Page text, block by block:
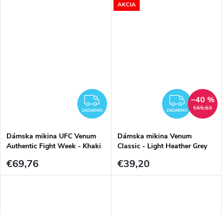
ZADARMO
ZADARMO
Dámska mikina UFC Venum
Authentic Fight Week - Khaki
€69,76
AKCIA
ZADARMO €65,63
–40 %
Dámska mikina Venum
Classic - Light Heather Grey
€39,20